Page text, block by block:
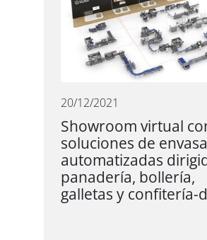
20/12/2021
Showroom virtual
soluciones de
automatizadas
panadería, bollería,
galletas y confitería-